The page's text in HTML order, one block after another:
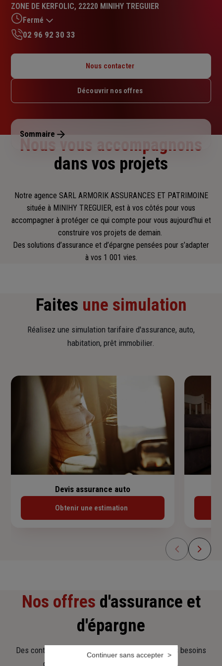
5.0
sur
5
étoiles
ZONE DE KERFOLIC, 22220 MINIHY TREGUIER
Fermé
Mardi : 09h – 12h / 14h – 18h
Jeudi : 09h – 12h / 14h – 18h
Dimanche : Fermé
02 96 92 30 33
Nous contacter
Découvrir nos offres
Sommaire
Nous vous accompagnons
dans vos projets
Notre agence SARL ARMORIK ASSURANCES ET PATRIMOINE
située à MINIHY TREGUIER, est à vos côtés pour vous
accompagner à protéger ce qui compte pour vous aujourd’hui et
construire vos projets de demain.
Des solutions d’assurance et d’épargne pensées pour s’adapter
à vos 1 001 vies.
Faites une simulation
Réalisez une simulation tarifaire d'assurance, auto,
habitation, prêt immobilier.
Devis assurance auto
Obtenir une estimation
Nos offres d'assurance et
d'épargne
Des contrats clairs et flexibles pour sécuriser vos besoins
d’aujourd’hui et anticiper ceux de demain.
Continuer sans accepter